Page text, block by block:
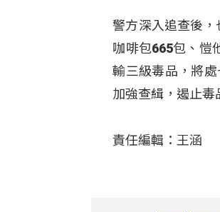
警方深入追查後
咖啡包665包、愷
輸三級毒品，將
加強查緝，遏止毒
責任編輯：王涵